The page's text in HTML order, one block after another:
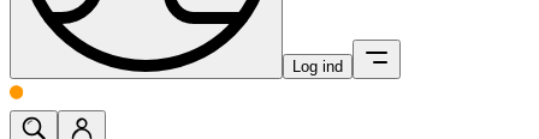
Log ind